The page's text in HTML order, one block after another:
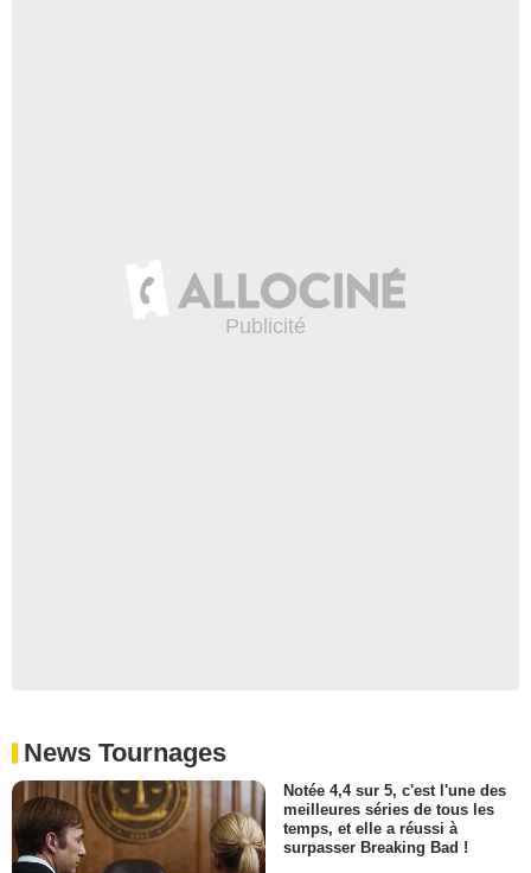
News Tournages
Notée 4,4 sur 5, c'est l'une des
meilleures séries de tous les
temps, et elle a réussi à
surpasser Breaking Bad !